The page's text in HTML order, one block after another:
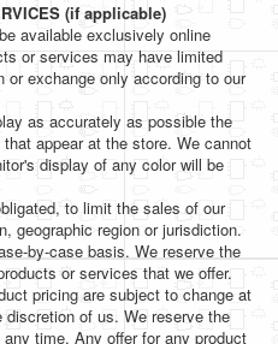
(if applicable)
available exclusively online
or services may have limited
exchange only according to our
as accurately as possible the
appear at the store. We cannot
display of any color will be
to limit the sales of our
geographic region or jurisdiction.
by-case basis. We reserve the
or services that we offer.
pricing are subject to change at
of us. We reserve the
time. Any offer for any product